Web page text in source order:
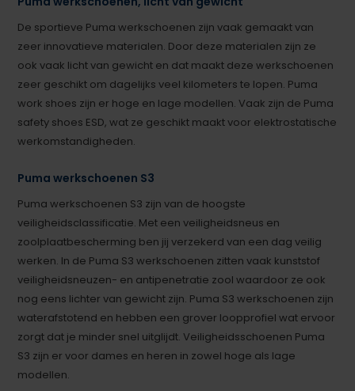
De sportieve Puma werkschoenen zijn vaak gemaakt van
zeer innovatieve materialen. Door deze materialen zijn ze
ook vaak licht van gewicht en dat maakt deze werkschoenen
zeer geschikt om dagelijks veel kilometers te lopen. Puma
work shoes zijn er hoge en lage modellen. Vaak zijn de Puma
safety shoes ESD, wat ze geschikt maakt voor elektrostatische
werkomstandigheden.
Puma werkschoenen S3
Puma werkschoenen S3 zijn van de hoogste
veiligheidsclassificatie. Met een veiligheidsneus en
zoolplaatbescherming ben jij verzekerd van een dag veilig
werken. In de Puma S3 werkschoenen zitten vaak kunststof
veiligheidsneuzen- en antipenetratie zool waardoor ze ook
nog eens lichter van gewicht zijn. Puma S3 werkschoenen zijn
waterafstotend en hebben een grover loopprofiel wat ervoor
zorgt dat je minder snel uitglijdt. Veiligheidsschoenen Puma
S3 zijn er voor dames en heren in zowel hoge als lage
modellen.